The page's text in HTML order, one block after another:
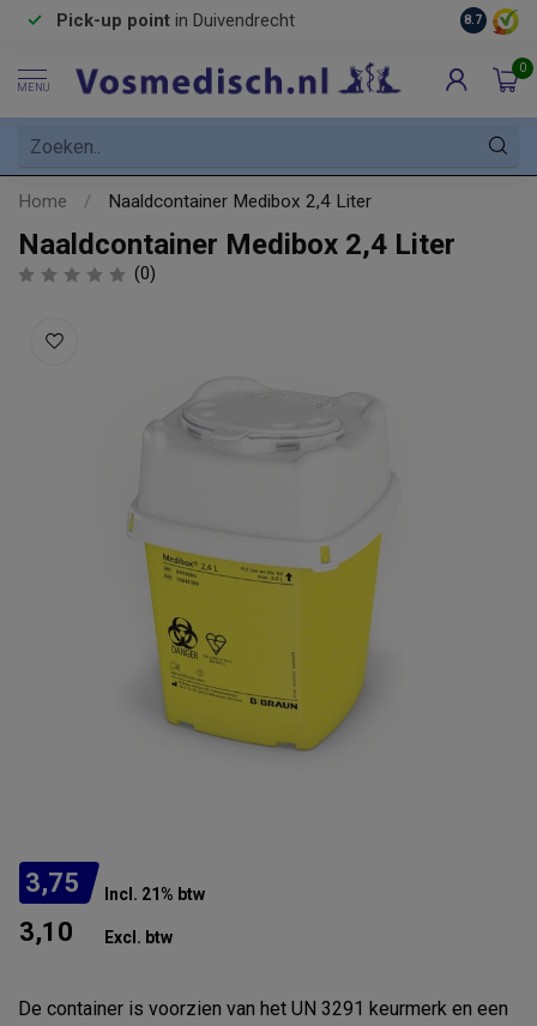
Pick-up point in Duivendrecht 8.7
MENU
0
Home / Naaldcontainer Medibox 2,4 Liter
Naaldcontainer Medibox 2,4 Liter
(0)
3,75 Incl. 21% btw
3,10 Excl. btw
De container is voorzien van het UN 3291 keurmerk en een